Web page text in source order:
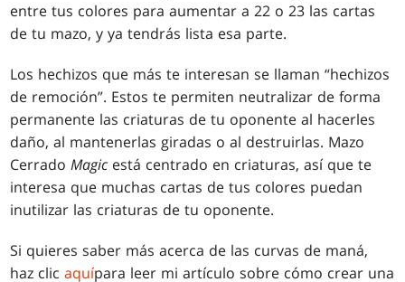
entre tus colores para aumentar a 22 o 23 las cartas
de tu mazo, y ya tendrás lista esa parte.
Los hechizos que más te interesan se llaman “hechizos
de remoción”. Estos te permiten neutralizar de forma
permanente las criaturas de tu oponente al hacerles
daño, al mantenerlas giradas o al destruirlas. Mazo
CerradoMagic está centrado en criaturas, así que te
interesa que muchas cartas de tus colores puedan
inutilizar las criaturas de tu oponente.
Si quieres saber más acerca de las curvas de maná,
haz clicaquípara leer mi artículo sobre cómo crear una